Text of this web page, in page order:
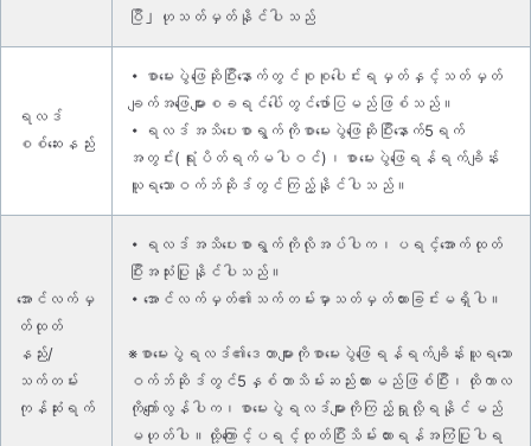
ပြီ」ဟုသတ်မှတ်နိုင်ပါသည်
ရလဒ်
စစ်ဆေးနည်း
・စာမေးပွဲဖြေဆိုပြီးနောက်တွင်စုစုပေါင်းရမှတ်နှင့်သတ်မှတ်
ချက်အဖြေများစခရင်ပေါ်တွင်ဖော်ပြမည်ဖြစ်သည်။
・ရလဒ်အသိပေးစာရွက်ကိုစာမေးပွဲဖြေဆိုပြီးနောက်5ရက်
အတွင်း(ရုံးပိတ်ရက်မပါဝင်)၊စာမေးပွဲဖြေရန်ရက်ချိန်း
ယူရသောဝက်ဘ်ဆိုဒ်တွင်ကြည့်နိုင်ပါသည်။
အောင်လက်မှ
တ်ထုတ်
နည်း/
သက်တမ်း
ကုန်ဆုံးရက်
・ရလဒ်အသိပေးစာရွက်ကိုလိုအပ်ပါက၊ပရင့်အောက်ထုတ်
ပြီးအသုံးပြုနိုင်ပါသည်။
・အောင်လက်မှတ်၏သက်တမ်းမှာသတ်မှတ်ထားခြင်းမရှိပါ။
※စာမေးပွဲရလဒ်၏‌ဒေတာများကိုစာမေးပွဲဖြေရန်ရက်ချိန်းယူရသော
ဝက်ဘ်ဆိုဒ်တွင်5နှစ်တာသိမ်းဆည်းထားမည်ဖြစ်ပြီး၊ထိုကာလ
ကိုကျော်လွန်ပါက၊စာမေးပွဲရလဒ်များကိုကြည့်ရှုလို့ရနိုင်မည်
မဟုတ်ပါ။ထို့ကြောင့်ပရင့်ထုတ်ပြီးသိမ်းထားရန်အကြံပြုပါရ